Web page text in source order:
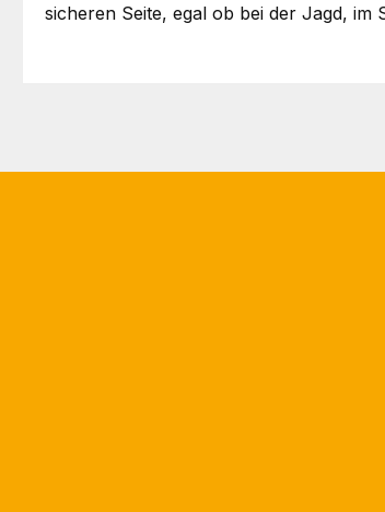
sicheren Seite, egal ob bei der Jagd, im